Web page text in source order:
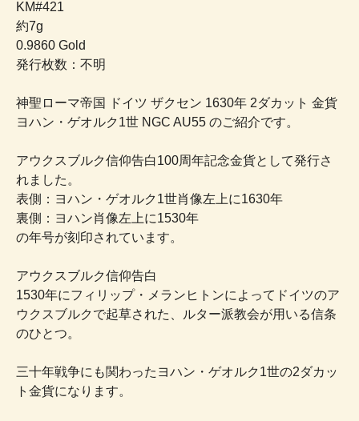
KM#421
約7g
0.9860 Gold
発行枚数：不明
神聖ローマ帝国 ドイツ ザクセン 1630年 2ダカット 金貨
ヨハン・ゲオルク1世 NGC AU55 のご紹介です。
アウクスブルク信仰告白100周年記念金貨として発行さ
れました。
表側：ヨハン・ゲオルク1世肖像左上に1630年
裏側：ヨハン肖像左上に1530年
の年号が刻印されています。
アウクスブルク信仰告白
1530年にフィリップ・メランヒトンによってドイツのア
ウクスブルクで起草された、ルター派教会が用いる信条
のひとつ。
三十年戦争にも関わったヨハン・ゲオルク1世の2ダカッ
ト金貨になります。